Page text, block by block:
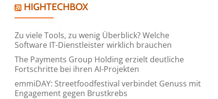
HIGHTECHBOX
Zu viele Tools, zu wenig Überblick? Welche
Software IT-Dienstleister wirklich brauchen
The Payments Group Holding erzielt deutliche
Fortschritte bei ihren AI-Projekten
emmiDAY: Streetfoodfestival verbindet Genuss mit
Engagement gegen Brustkrebs